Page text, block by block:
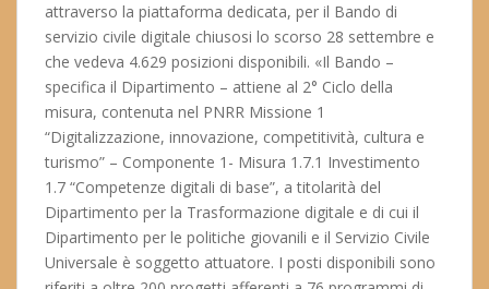
attraverso la piattaforma dedicata, per il Bando di
servizio civile digitale chiusosi lo scorso 28 settembre e
che vedeva 4.629 posizioni disponibili. «Il Bando –
specifica il Dipartimento – attiene al 2° Ciclo della
misura, contenuta nel PNRR Missione 1
“Digitalizzazione, innovazione, competitività, cultura e
turismo” – Componente 1- Misura 1.7.1 Investimento
1.7 “Competenze digitali di base”, a titolarità del
Dipartimento per la Trasformazione digitale e di cui il
Dipartimento per le politiche giovanili e il Servizio Civile
Universale è soggetto attuatore. I posti disponibili sono